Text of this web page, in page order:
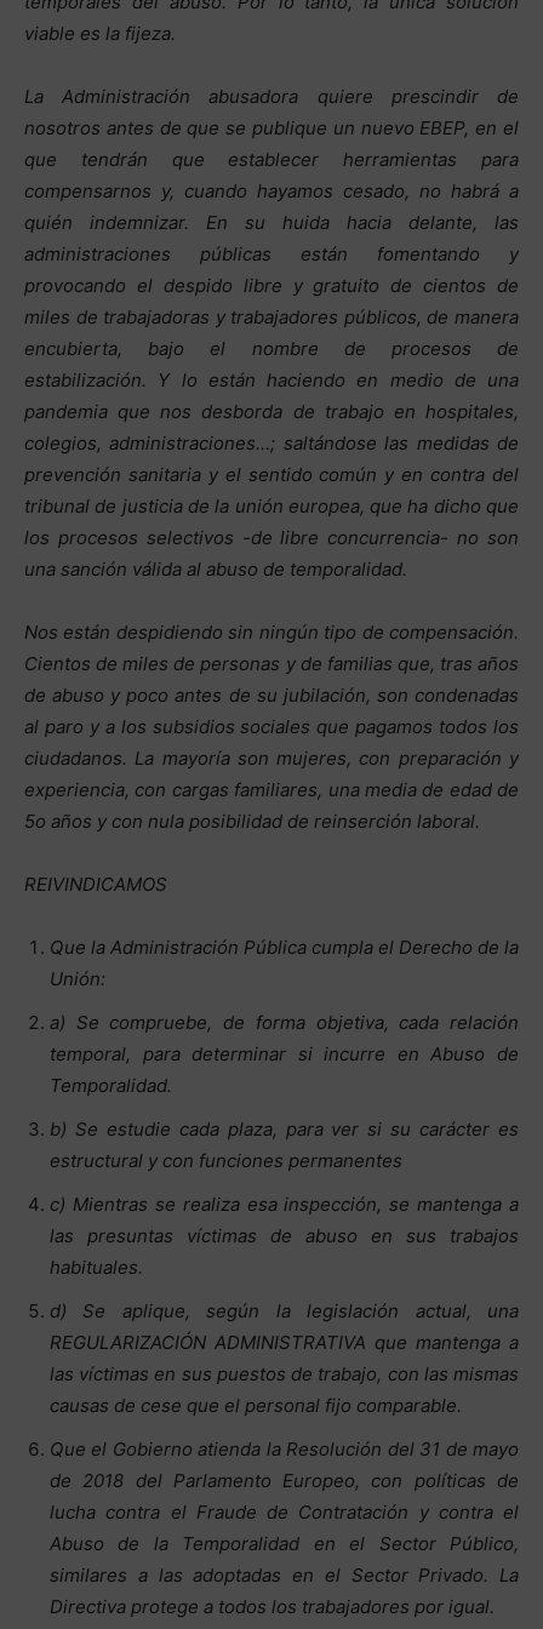
viable es la fijeza.
La Administración abusadora quiere prescindir de
nosotros antes de que se publique un nuevo EBEP, en el
que tendrán que establecer herramientas para
compensarnos y, cuando hayamos cesado, no habrá a
quién indemnizar. En su huida hacia delante, las
administraciones públicas están fomentando y
provocando el despido libre y gratuito de cientos de
miles de trabajadoras y trabajadores públicos, de manera
encubierta, bajo el nombre de procesos de
estabilización. Y lo están haciendo en medio de una
pandemia que nos desborda de trabajo en hospitales,
colegios, administraciones…; saltándose las medidas de
prevención sanitaria y el sentido común y en contra del
tribunal de justicia de la unión europea, que ha dicho que
los procesos selectivos -de libre concurrencia- no son
una sanción válida al abuso de temporalidad.
Nos están despidiendo sin ningún tipo de compensación.
Cientos de miles de personas y de familias que, tras años
de abuso y poco antes de su jubilación, son condenadas
al paro y a los subsidios sociales que pagamos todos los
ciudadanos. La mayoría son mujeres, con preparación y
experiencia, con cargas familiares, una media de edad de
5o años y con nula posibilidad de reinserción laboral.
REIVINDICAMOS
Que la Administración Pública cumpla el Derecho de la
Unión:
a) Se compruebe, de forma objetiva, cada relación
temporal, para determinar si incurre en Abuso de
Temporalidad.
b) Se estudie cada plaza, para ver si su carácter es
estructural y con funciones permanentes
c) Mientras se realiza esa inspección, se mantenga a
las presuntas víctimas de abuso en sus trabajos
habituales.
d) Se aplique, según la legislación actual, una
REGULARIZACIÓN ADMINISTRATIVA que mantenga a
las víctimas en sus puestos de trabajo, con las mismas
causas de cese que el personal fijo comparable.
Que el Gobierno atienda la Resolución del 31 de mayo
de 2018 del Parlamento Europeo, con políticas de
lucha contra el Fraude de Contratación y contra el
Abuso de la Temporalidad en el Sector Público,
similares a las adoptadas en el Sector Privado. La
Directiva protege a todos los trabajadores por igual.